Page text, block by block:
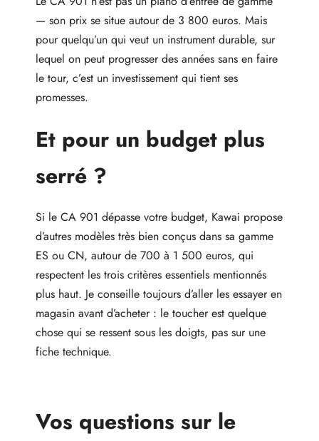
— son prix se situe autour de 3 800 euros. Mais
pour quelqu’un qui veut un instrument durable, sur
lequel on peut progresser des années sans en faire
le tour, c’est un investissement qui tient ses
promesses.
Et pour un budget plus
serré ?
Si le CA 901 dépasse votre budget, Kawai propose
d’autres modèles très bien conçus dans sa gamme
ES ou CN, autour de 700 à 1 500 euros, qui
respectent les trois critères essentiels mentionnés
plus haut. Je conseille toujours d’aller les essayer en
magasin avant d’acheter : le toucher est quelque
chose qui se ressent sous les doigts, pas sur une
fiche technique.
Vos questions sur le